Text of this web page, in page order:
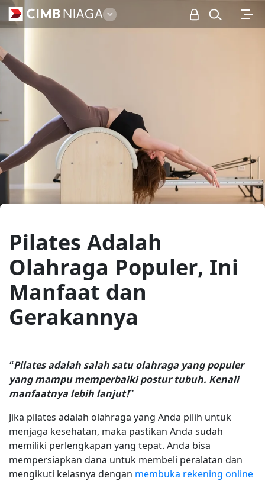
Personal
Pilates Adalah
Olahraga Populer, Ini
Manfaat dan
Gerakannya
“Pilates adalah salah satu olahraga yang populer
yang mampu memperbaiki postur tubuh. Kenali
manfaatnya lebih lanjut!”
Jika pilates adalah olahraga yang Anda pilih untuk
menjaga kesehatan, maka pastikan Anda sudah
memiliki perlengkapan yang tepat. Anda bisa
mempersiapkan dana untuk membeli peralatan dan
mengikuti kelasnya dengan membuka rekening online